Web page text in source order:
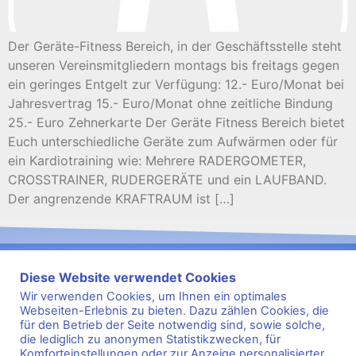
Der Geräte-Fitness Bereich, in der Geschäftsstelle steht
unseren Vereinsmitgliedern montags bis freitags gegen
ein geringes Entgelt zur Verfügung: 12.- Euro/Monat bei
Jahresvertrag 15.- Euro/Monat ohne zeitliche Bindung
25.- Euro Zehnerkarte Der Geräte Fitness Bereich bietet
Euch unterschiedliche Geräte zum Aufwärmen oder für
ein Kardiotraining wie: Mehrere RADERGOMETER,
CROSSTRAINER, RUDERGERÄTE und ein LAUFBAND.
Der angrenzende KRAFTRAUM ist […]
Diese Website verwendet Cookies
Wir verwenden Cookies, um Ihnen ein optimales
Webseiten-Erlebnis zu bieten. Dazu zählen Cookies, die
für den Betrieb der Seite notwendig sind, sowie solche,
die lediglich zu anonymen Statistikzwecken, für